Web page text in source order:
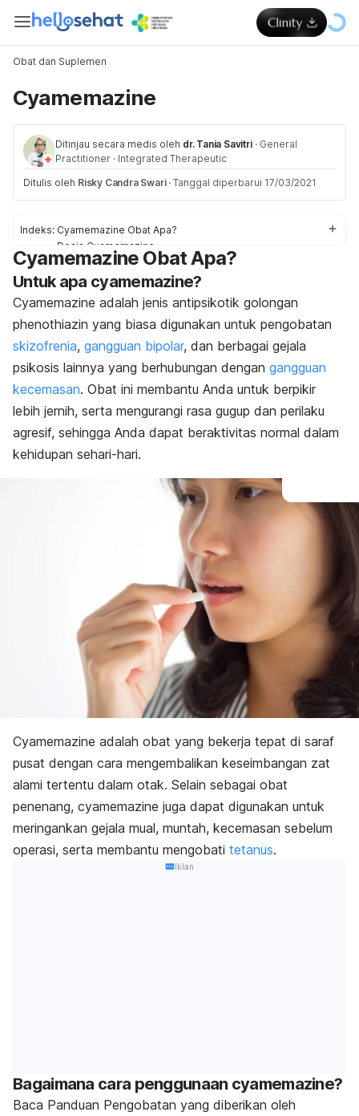
Obat dan Suplemen
Cyamemazine
Ditinjau secara medis oleh dr. Tania Savitri · General
Practitioner · Integrated Therapeutic
Ditulis oleh Risky Candra Swari · Tanggal diperbarui 17/03/2021
Indeks: Cyamemazine Obat Apa?
Dosis Cyamemazine
Efek samping Cyamemazine
Peringatan dan Perhatian Obat Cyamemazine
Interaksi Obat Cyamemazine
Overdosis Cyamemazine
Cyamemazine Obat Apa?
Untuk apa cyamemazine?
Cyamemazine adalah jenis antipsikotik golongan
phenothiazin yang biasa digunakan untuk pengobatan
skizofrenia, gangguan bipolar, dan berbagai gejala
psikosis lainnya yang berhubungan dengan gangguan
kecemasan. Obat ini membantu Anda untuk berpikir
lebih jernih, serta mengurangi rasa gugup dan perilaku
agresif, sehingga Anda dapat beraktivitas normal dalam
kehidupan sehari-hari.
Cyamemazine adalah obat yang bekerja tepat di saraf
pusat dengan cara mengembalikan keseimbangan zat
alami tertentu dalam otak. Selain sebagai obat
penenang, cyamemazine juga dapat digunakan untuk
meringankan gejala mual, muntah, kecemasan sebelum
operasi, serta membantu mengobati tetanus.
Iklan
Bagaimana cara penggunaan cyamemazine?
Baca Panduan Pengobatan yang diberikan oleh